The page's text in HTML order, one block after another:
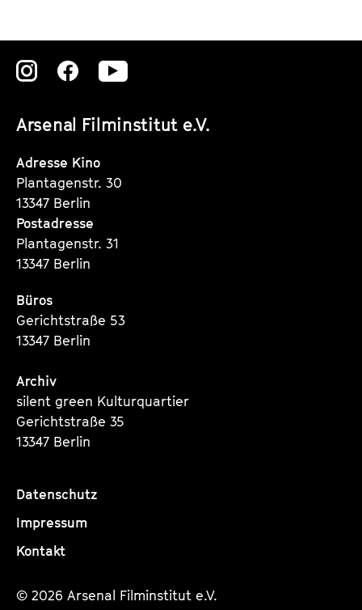
Arsenal Filminstitut e.V.
Zu
Instagram
Seite
Zu
Instagram
Seite
Zu
Instagram
Adresse Kino
Plantagenstr. 30
13347 Berlin
Postadresse
Plantagenstr. 31
13347 Berlin
Büros
Gerichtstraße 53
13347 Berlin
Archiv
silent green Kulturquartier
Gerichtstraße 35
13347 Berlin
Datenschutz
Impressum
Kontakt
© 2026 Arsenal Filminstitut e.V.